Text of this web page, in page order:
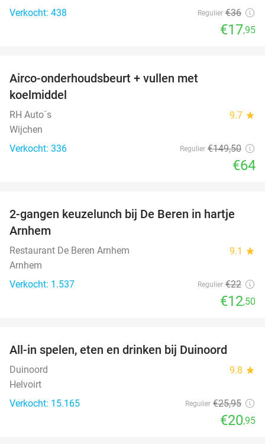
Verkocht: 438
Regulier €36
€17,95
Airco-onderhoudsbeurt + vullen met
koelmiddel
RH Auto´s 9.7 star
Wijchen
Verkocht: 336
Regulier €149,50
€64
43%
2-gangen keuzelunch bij De Beren in hartje
Arnhem
Restaurant De Beren Arnhem 9.1 star
Arnhem
Verkocht: 1.537
Regulier €22
€12,50
All-in spelen, eten en drinken bij Duinoord
Duinoord 9.8 star
Helvoirt
Verkocht: 15.165
Regulier €25,95
€20,95